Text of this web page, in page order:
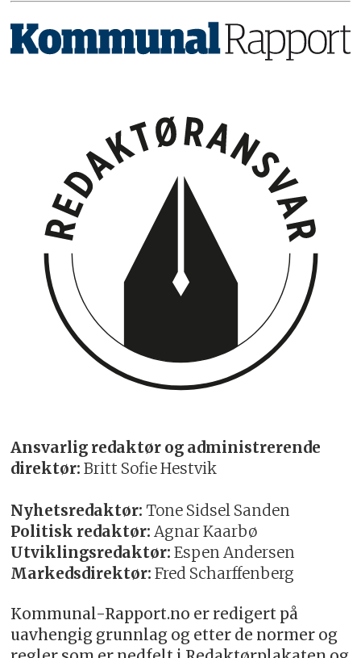
Ansvarlig redaktør og administrerende
direktør: Britt Sofie Hestvik
Nyhetsredaktør: Tone Sidsel Sanden
Politisk redaktør: Agnar Kaarbø
Utviklingsredaktør: Espen Andersen
Markedsdirektør: Fred Scharffenberg
Kommunal-Rapport.no er redigert på
uavhengig grunnlag og etter de normer og